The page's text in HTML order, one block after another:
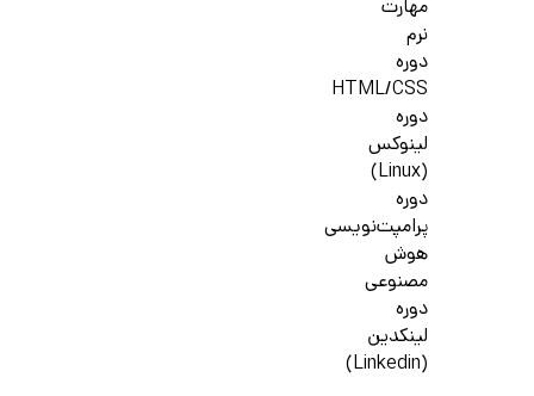
مهارت
نرم
دوره
HTML/CSS
دوره
لینوکس
(Linux)
دوره
پرامپت‌نویسی
هوش
مصنوعی
دوره
لینکدین
(Linkedin)